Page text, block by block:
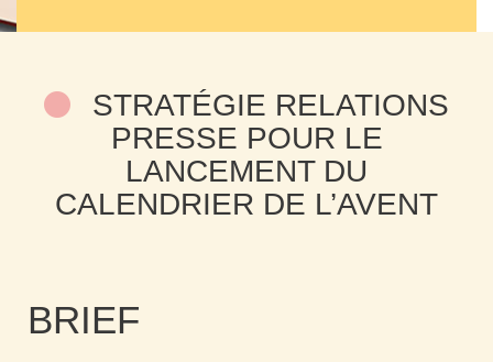
STRATÉGIE RELATIONS
PRESSE POUR LE
LANCEMENT DU
CALENDRIER DE L’AVENT
BRIEF